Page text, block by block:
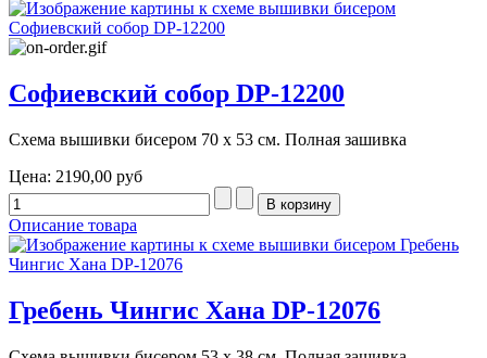
Софиевский собор DP-12200
Схема вышивки бисером 70 х 53 см. Полная зашивка
Цена: 2190,00 руб
Описание товара
Гребень Чингис Хана DP-12076